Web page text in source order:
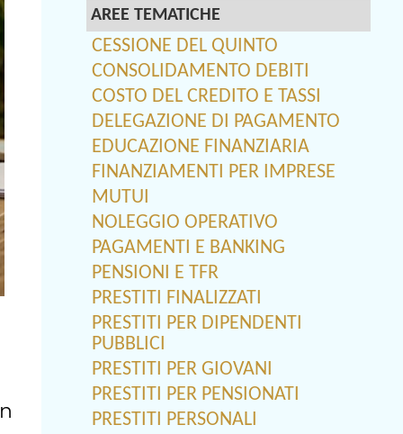
AREE TEMATICHE
CESSIONE DEL QUINTO
CONSOLIDAMENTO DEBITI
COSTO DEL CREDITO E TASSI
DELEGAZIONE DI PAGAMENTO
EDUCAZIONE FINANZIARIA
FINANZIAMENTI PER IMPRESE
MUTUI
NOLEGGIO OPERATIVO
PAGAMENTI E BANKING
PENSIONI E TFR
PRESTITI FINALIZZATI
PRESTITI PER DIPENDENTI
PUBBLICI
PRESTITI PER GIOVANI
PRESTITI PER PENSIONATI
PRESTITI PERSONALI